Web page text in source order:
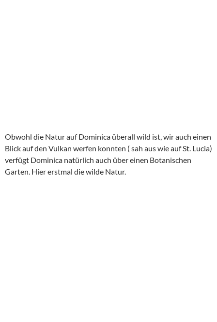
Obwohl die Natur auf Dominica überall wild ist, wir auch einen
Blick auf den Vulkan werfen konnten ( sah aus wie auf St. Lucia)
verfügt Dominica natürlich auch über einen Botanischen
Garten. Hier erstmal die wilde Natur.